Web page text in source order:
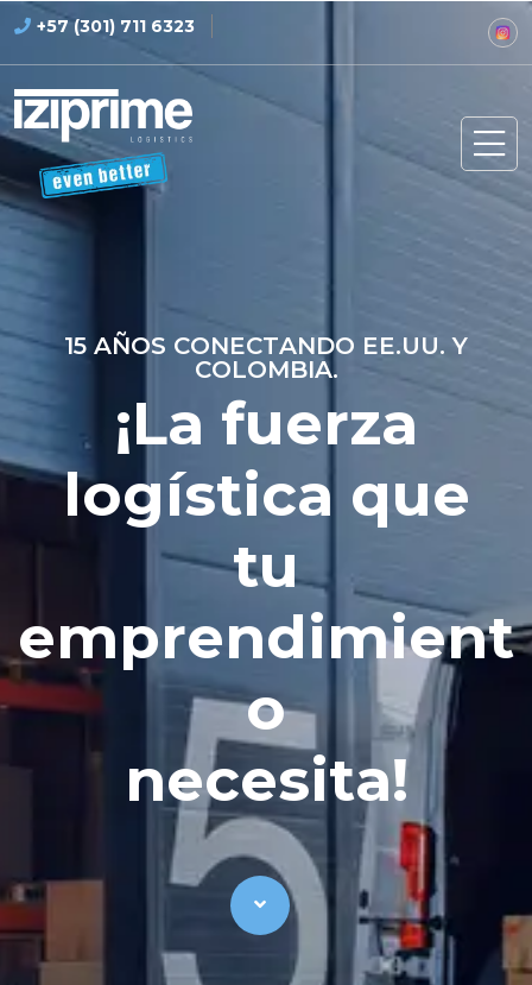
+57 (301) 711 6323‬
15 AÑOS CONECTANDO EE.UU. Y
COLOMBIA.
¡La fuerza
logística que
tu
emprendimient
o
necesita!